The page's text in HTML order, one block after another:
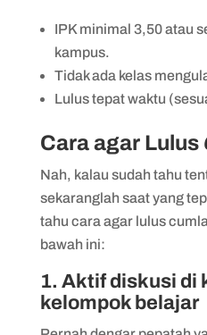
IPK minimal 3,50 atau
kampus.
Tidak ada kelas
Lulus tepat waktu
Cara agar Lulus
Nah, kalau sudah tahu
sekaranglah saat yang
tahu cara agar lulus
bawah ini:
1. Aktif diskusi di
kelompok belajar